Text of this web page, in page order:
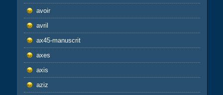
avoir
avril
ax45-manuscrit
axes
axis
aziz